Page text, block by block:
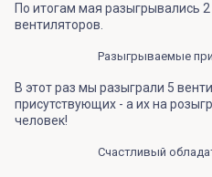
По итогам мая разыгрывались
вентиляторов.
Разыгрываемые
В этот раз мы разыграли 5
присутствующих - а их на
человек!
Счастливый